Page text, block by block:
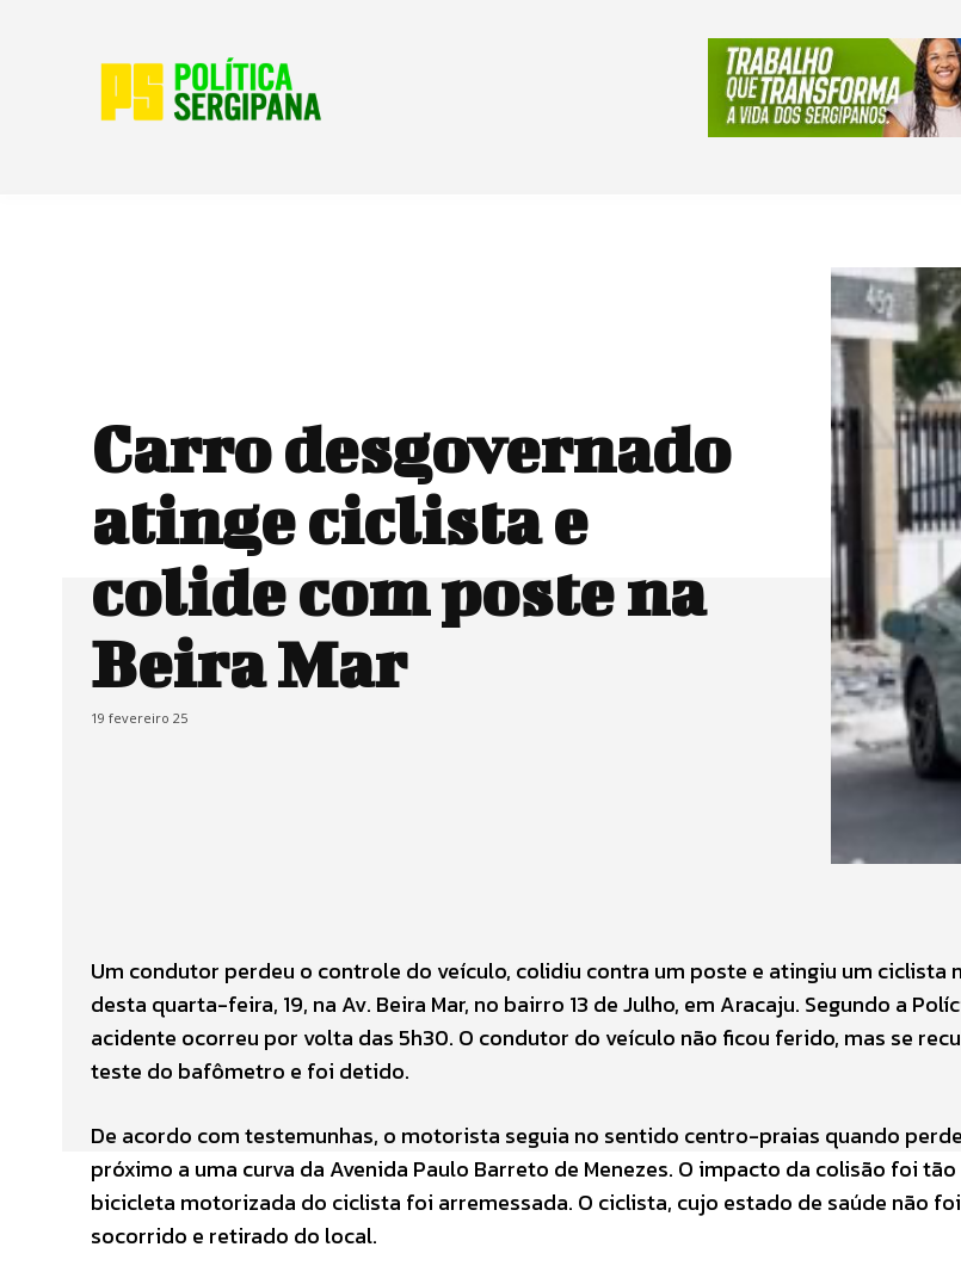
Carro desgovernado
atinge ciclista e
colide com poste na
Beira Mar
19 fevereiro 25
Um condutor perdeu o controle do veículo, colidiu contra um poste e atingiu um ciclista
desta quarta-feira, 19, na Av. Beira Mar, no bairro 13 de Julho, em Aracaju. Segundo a
acidente ocorreu por volta das 5h30. O condutor do veículo não ficou ferido, mas se
teste do bafômetro e foi detido.
De acordo com testemunhas, o motorista seguia no sentido centro-praias quando
próximo a uma curva da Avenida Paulo Barreto de Menezes. O impacto da colisão foi
bicicleta motorizada do ciclista foi arremessada. O ciclista, cujo estado de saúde não
socorrido e retirado do local.